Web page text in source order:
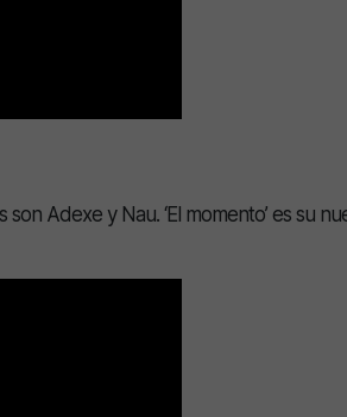
Adexe y Nau. ‘El momento’ es su